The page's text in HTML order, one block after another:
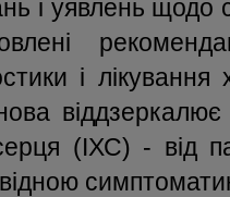
і уявлень щодо
і
(ІХС) - від